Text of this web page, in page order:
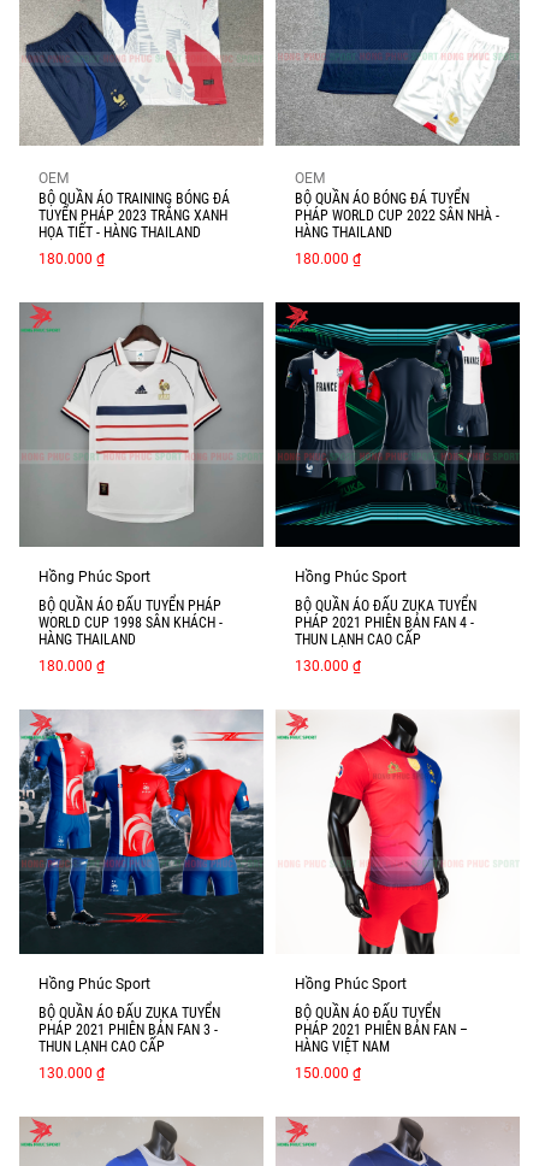
OEM
BỘ QUẦN ÁO TRAINING BÓNG ĐÁ
TUYỂN PHÁP 2023 TRẮNG XANH
HỌA TIẾT - HÀNG THAILAND
180.000 ₫
OEM
BỘ QUẦN ÁO BÓNG ĐÁ TUYỂN
PHÁP WORLD CUP 2022 SÂN NHÀ -
HÀNG THAILAND
180.000 ₫
Hồng Phúc Sport
BỘ QUẦN ÁO ĐẤU TUYỂN PHÁP
WORLD CUP 1998 SÂN KHÁCH -
HÀNG THAILAND
180.000 ₫
Hồng Phúc Sport
BỘ QUẦN ÁO ĐẤU ZUKA TUYỂN
PHÁP 2021 PHIÊN BẢN FAN 4 -
THUN LẠNH CAO CẤP
130.000 ₫
Hồng Phúc Sport
BỘ QUẦN ÁO ĐẤU ZUKA TUYỂN
PHÁP 2021 PHIÊN BẢN FAN 3 -
THUN LẠNH CAO CẤP
130.000 ₫
Hồng Phúc Sport
BỘ QUẦN ÁO ĐẤU TUYỂN
PHÁP 2021 PHIÊN BẢN FAN –
HÀNG VIỆT NAM
150.000 ₫